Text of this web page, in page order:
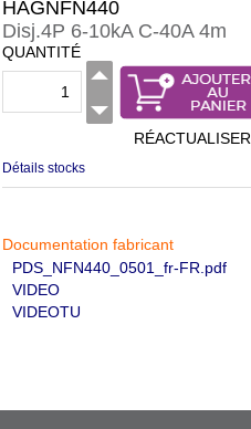
HAGNFN440
Disj.4P 6-10kA C-40A 4m
QUANTITÉ
RÉACTUALISER
Détails stocks
Documentation fabricant
PDS_NFN440_0501_fr-FR.pdf
VIDEO
VIDEOTU